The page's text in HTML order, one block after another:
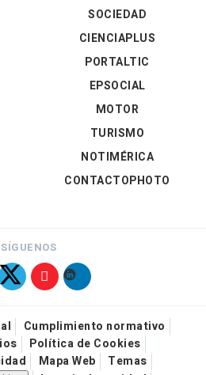
SOCIEDAD
CIENCIAPLUS
PORTALTIC
EPSOCIAL
MOTOR
TURISMO
NOTIMÉRICA
CONTACTOPHOTO
SÍGUENOS
Cumplimiento normativo
Política de Cookies
Mapa Web
Temas